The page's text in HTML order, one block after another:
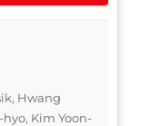
Hwang
Kim Yoon-